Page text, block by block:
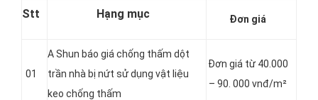
Stt Hạng mục Đơn giá
01
A Shun báo giá chống thấm dột
trần nhà bị nứt sử dụng vật liệu
keo chống thấm
Đơn giá từ 40.000
– 90. 000 vnđ/m²